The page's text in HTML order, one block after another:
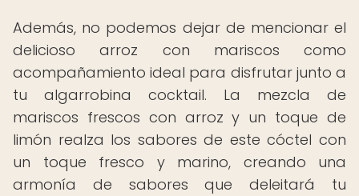
Además, no podemos dejar de mencionar el
delicioso arroz con mariscos como
acompañamiento ideal para disfrutar junto a
tu algarrobina cocktail. La mezcla de
mariscos frescos con arroz y un toque de
limón realza los sabores de este cóctel con
un toque fresco y marino, creando una
armonía de sabores que deleitará tu